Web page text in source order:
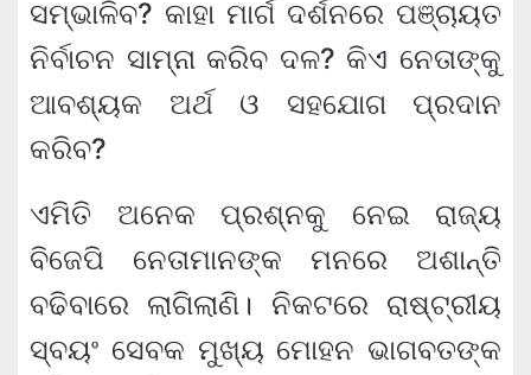
ସମ୍ଭାଳିବ? କାହା ମାର୍ଗ ଦର୍ଶନରେ ପଞ୍ଚାୟତ
ନିର୍ବାଚନ ସାମ୍ନା କରିବ ଦଳ? କିଏ ନେତାଙ୍କୁ
ଆବଶ୍ୟକ ଅର୍ଥ ଓ ସହଯୋଗ ପ୍ରଦାନ
କରିବ?
ଏମିତି ଅନେକ ପ୍ରଶ୍ନକୁ ନେଇ ରାଜ୍ୟ
ବିଜେପି ନେତାମାନଙ୍କ ମନରେ ଅଶାନ୍ତି
ବଢିବାରେ ଲାଗିଲାଣି। ନିକଟରେ ରାଷ୍ଟ୍ରୀୟ
ସ୍ବୟଂ ସେବକ ମୁଖ୍ୟ ମୋହନ ଭାଗବତଙ୍କ